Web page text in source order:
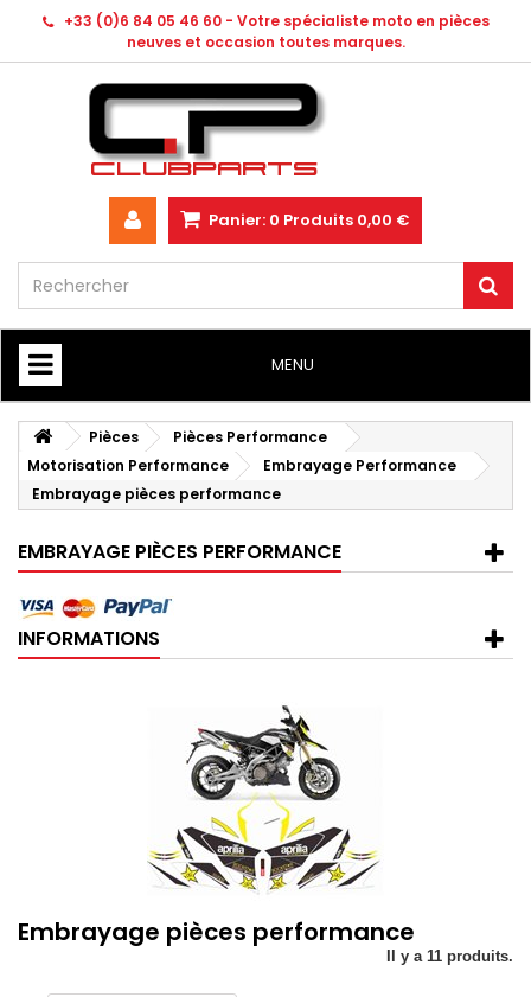
+33 (0)6 84 05 46 60 - Votre spécialiste moto en pièces
neuves et occasion toutes marques.
Panier: 0 Produits 0,00 €
MENU
HOME
Pièces
Pièces Performance
Motorisation Performance
Embrayage Performance
Embrayage pièces performance
EMBRAYAGE PIÈCES PERFORMANCE
INFORMATIONS
Embrayage pièces performance
Il y a 11 produits.